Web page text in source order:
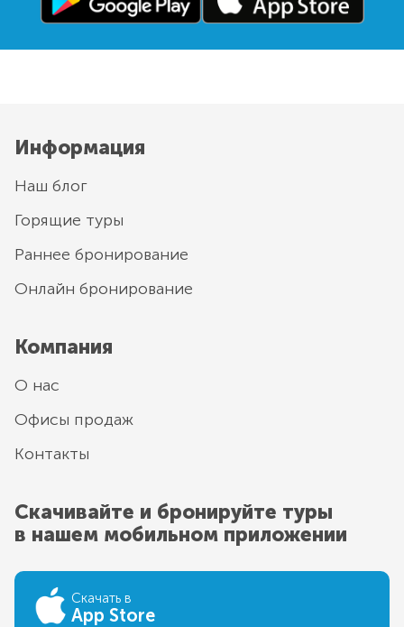
Информация
Наш блог
Горящие туры
Раннее бронирование
Онлайн бронирование
Компания
О нас
Офисы продаж
Контакты
Скачивайте и бронируйте туры
в нашем мобильном приложении
Скачать в
App Store